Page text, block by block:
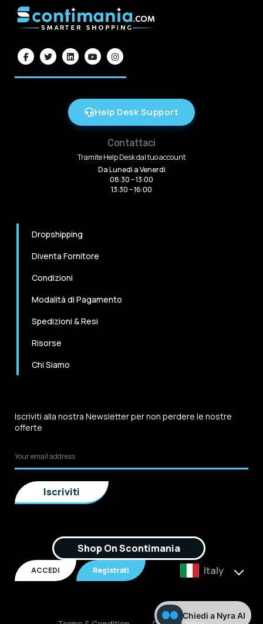
Chiedi a Nyra AI
Help Desk Support
Contattaci
Tramite Help Desk dal tuo account
Da Lunedi a Venerdi
08:30 – 13:00
13:30 – 16:00
Dropshipping
Diventa Fornitore
Condizioni
Modalità di Pagamento
Spedizioni & Resi
Risorse
Chi Siamo
Iscriviti alla nostra Newsletter per non perdere le nostre
offerte
Shop On Scontimania
ACCEDI Registrati Italy